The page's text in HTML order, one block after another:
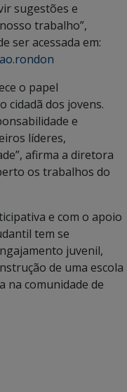
sugestões e
trabalho”,
ser acessada em:
o papel
cidadã dos jovens.
e
líderes,
afirma a diretora
os trabalhos do
e com o apoio
tem se
juvenil,
de uma escola
na comunidade de